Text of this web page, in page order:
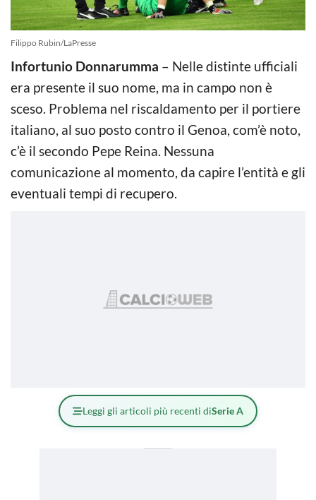
Filippo Rubin/LaPresse
Infortunio Donnarumma – Nelle distinte ufficiali
era presente il suo nome, ma in campo non è
sceso. Problema nel riscaldamento per il portiere
italiano, al suo posto contro il Genoa, com’è noto,
c’è il secondo Pepe Reina. Nessuna
comunicazione al momento, da capire l’entità e gli
eventuali tempi di recupero.
Leggi gli articoli più recenti diSerie A